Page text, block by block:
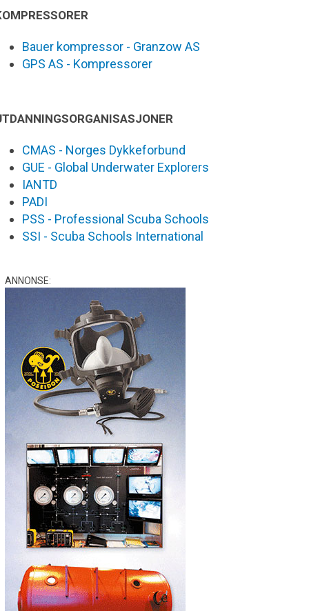
Bauer kompressor - Granzow AS
GPS AS - Kompressorer
CMAS - Norges Dykkeforbund
GUE - Global Underwater Explorers
IANTD
PADI
PSS - Professional Scuba Schools
SSI - Scuba Schools International
ANNONSE: